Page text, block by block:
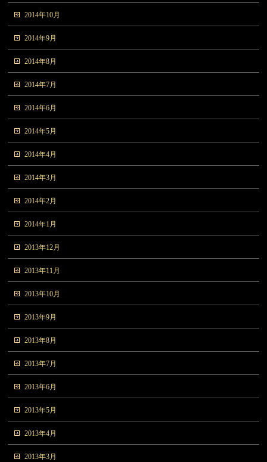
2014年10月
2014年9月
2014年8月
2014年7月
2014年6月
2014年5月
2014年4月
2014年3月
2014年2月
2014年1月
2013年12月
2013年11月
2013年10月
2013年9月
2013年8月
2013年7月
2013年6月
2013年5月
2013年4月
2013年3月